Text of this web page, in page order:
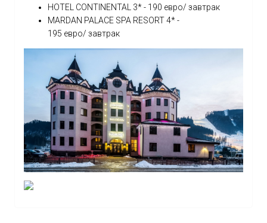
HOTEL CONTINENTAL 3* - 190 евро/ завтрак
MARDAN PALACE SPA RESORT 4* -
195 евро/ завтрак